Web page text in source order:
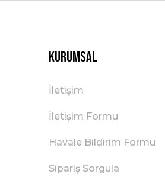
Kurumsal
İletişim
İletişim Formu
Havale Bildirim Formu
Sipariş Sorgula